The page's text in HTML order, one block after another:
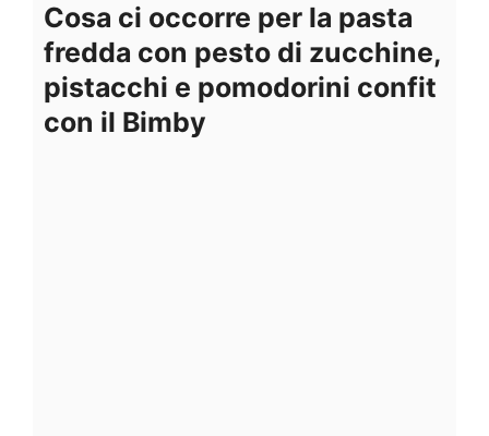
Cosa ci occorre per la pasta
fredda con pesto di zucchine,
pistacchi e pomodorini confit
con il Bimby